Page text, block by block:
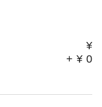
¥
+ ¥ 0